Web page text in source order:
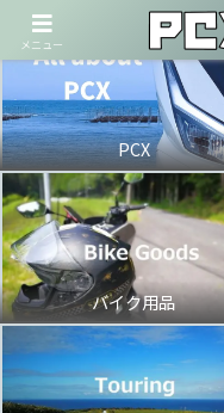
PCX
バイク用品
メニュー